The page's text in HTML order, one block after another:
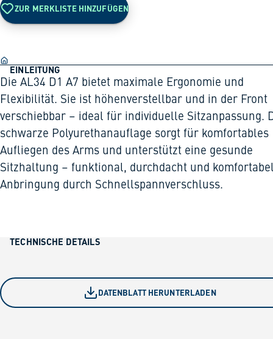
ZUR MERKLISTE HINZUFÜGEN
EINLEITUNG
Die AL34 D1 A7 bietet maximale Ergonomie und
Flexibilität. Sie ist höhenverstellbar und in der Front
verschiebbar – ideal für individuelle Sitzanpassung.
schwarze Polyurethanauflage sorgt für komfortables
Aufliegen des Arms und unterstützt eine gesunde
Sitzhaltung – funktional, durchdacht und
Anbringung durch Schnellspannverschluss.
TECHNISCHE DETAILS
DATENBLATT HERUNTERLADEN